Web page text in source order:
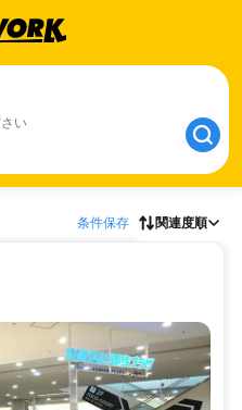
い
条件保存 関連度順